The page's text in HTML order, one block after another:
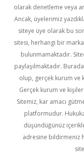
olarak denetleme veya
Ancak, üyelerimiz
siteye üye olarak bu
sitesi, herhangi bir
bulunmamaktadır.
paylaşılmaktadır.
olup, gerçek kurum ve
Gerçek kurum ve
Sitemiz, kar amacı
platformudur.
düşündüğünüz
adresine bildirmeniz